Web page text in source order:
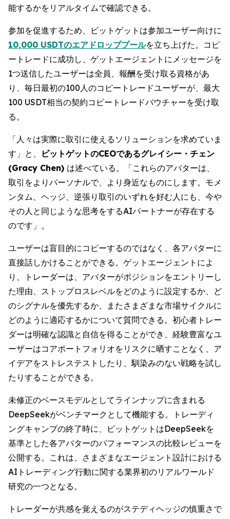
能するかをリアルタイムで確認できる。
参加を促進するため、ビットゲットは参加ユーザー向けに
10,000 USDTのエアドロッププールを立ち上げた。コピ
ートレードに成功し、ゲットエージェントにメッセージを
1つ送信したユーザーは全員、報酬を受け取る資格があ
り、毎日最初の100人のコピートレードユーザーが、最大
100 USDT相当の契約コピートレードバウチャーを受け取
る。
「人々は実際に取引に使えるソリューションを求めていま
す」と、
ビットゲットのCEOであるグレイシー・チェン
(Gracy Chen) は述べている。「これらのアバターは、
取引をよりパーソナルで、より身近なものにします。モメ
ンタム、ヘッジ、逆張り取引のいずれを好む人にも、今や
その人と同じような思考をするAIパートナーが存在する
のです」。
ユーザーは盲目的にコピーするのではなく、各アバターに
直接話しかけることができる。ゲットエージェントによ
り、トレーダーは、アバターがポジションをエントリーし
た理由、ストップロスレベルをどのように設定するか、ど
のシグナルを優先するか、またさまざまな市場サイクルに
どのように適応するかについて質問できる。初心者トレー
ダーは明確な認識と自信を得ることができ、経験豊富なユ
ーザーはコアポートフォリオをリスクに晒すことなく、ア
イデアをストレステストしたり、馴染みのない戦略を試し
たりすることができる。
未修正のベースモデルとしてラインナップに含まれる
DeepSeekがベンチマークとして機能する。トレーディ
ングキャンプの終了時に、ビットゲットはDeepSeekを
基準とした各アバターのパフォーマンスの比較レビューを
公開する。これは、さまざまなエージェント設計における
AIトレーディング行動に関する業界初のリアルワールド
研究の一つとなる。
トレーダーが共感を覚えるのがステディヘッジの慎重さで